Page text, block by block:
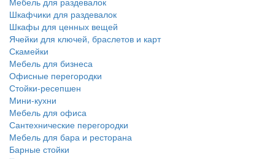
Шкафчики для раздевалок
Шкафы для ценных вещей
Ячейки для ключей, браслетов и карт
Скамейки
Мебель для бизнеса
Офисные перегородки
Стойки-ресепшен
Мини-кухни
Мебель для офиса
Сантехнические перегородки
Мебель для бара и ресторана
Барные стойки